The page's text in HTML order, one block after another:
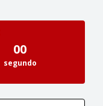
00
segundo